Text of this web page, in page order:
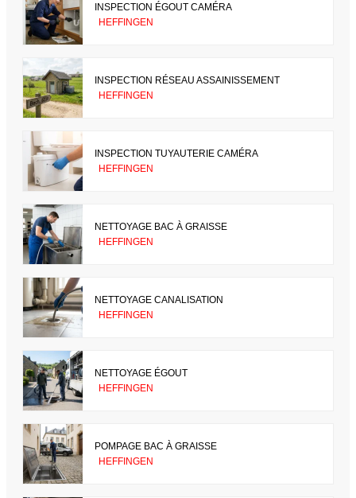
INSPECTION ÉGOUT CAMÉRA
HEFFINGEN
INSPECTION RÉSEAU ASSAINISSEMENT
HEFFINGEN
INSPECTION TUYAUTERIE CAMÉRA
HEFFINGEN
NETTOYAGE BAC À GRAISSE
HEFFINGEN
NETTOYAGE CANALISATION
HEFFINGEN
NETTOYAGE ÉGOUT
HEFFINGEN
POMPAGE BAC À GRAISSE
HEFFINGEN